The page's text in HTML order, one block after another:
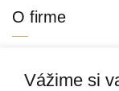
O firme
Personalizovaný
Vážime si